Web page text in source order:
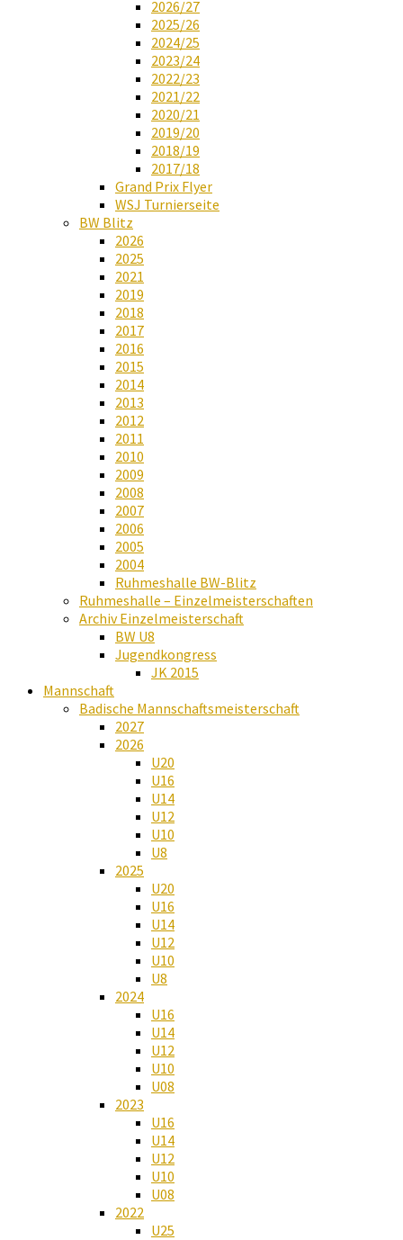
2026/27
2025/26
2024/25
2023/24
2022/23
2021/22
2020/21
2019/20
2018/19
2017/18
Grand Prix Flyer
WSJ Turnierseite
BW Blitz
2026
2025
2021
2019
2018
2017
2016
2015
2014
2013
2012
2011
2010
2009
2008
2007
2006
2005
2004
Ruhmeshalle BW-Blitz
Ruhmeshalle – Einzelmeisterschaften
Archiv Einzelmeisterschaft
BW U8
Jugendkongress
JK 2015
Mannschaft
Badische Mannschaftsmeisterschaft
2027
2026
U20
U16
U14
U12
U10
U8
2025
U20
U16
U14
U12
U10
U8
2024
U16
U14
U12
U10
U08
2023
U16
U14
U12
U10
U08
2022
U25